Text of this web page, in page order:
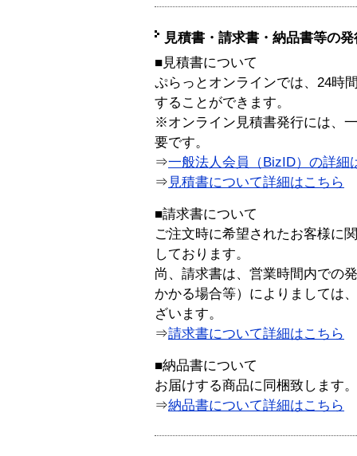
見積書・請求書・納品書等の
■見積書について
ぷらっとオンラインでは、24時
することができます。
※オンライン見積書発行には、
要です。
⇒一般法人会員（BizID）の詳細
⇒ 見積書について詳細はこちら
■請求書について
ご注文時に希望されたお客様に
しております。
尚、請求書は、営業時間内での
かかる場合等）によりましては
ざいます。
⇒請求書について詳細はこちら
■納品書について
お届けする商品に同梱致します。
⇒納品書について詳細はこちら